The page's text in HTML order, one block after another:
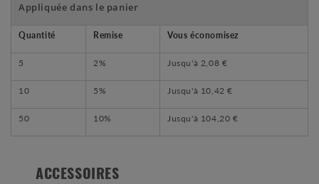
Appliquée dans le panier
Quantité Remise Vous économisez
5 2% Jusqu'à 2,08 €
10 5% Jusqu'à 10,42 €
50 10% Jusqu'à 104,20 €
ACCESSOIRES